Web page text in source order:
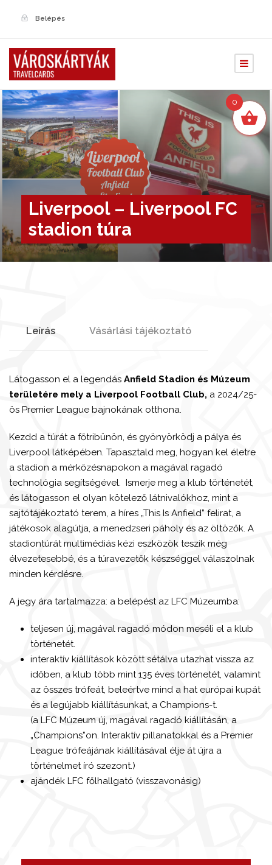
Belépés
Liverpool – Liverpool FC
stadion túra
Leírás Vásárlási tájékoztató
Látogasson el a legendás Anfield Stadion és Múzeum
területére mely a Liverpool Football Club, a 2024/25-
ös Premier League bajnokának otthona.
Kezdd a túrát a főtribünön, és gyönyörködj a pálya és
Liverpool látképében. Tapasztald meg, hogyan kel életre
a stadion a mérkőzésnapokon a magával ragadó
technológia segítségével. Ismerje meg a klub történetét,
és látogasson el olyan kötelező látnivalókhoz, mint a
sajtótájékoztató terem, a híres „This Is Anfield” felirat, a
játékosok alagútja, a menedzseri páholy és az öltözők. A
stadiontúrát multimédiás kézi eszközök teszik még
élvezetesebbé, és a túravezetők készséggel válaszolnak
minden kérdésre.
A jegy ára tartalmazza: a belépést az LFC Múzeumba:
teljesen új, magával ragadó módon meséli el a klub
történetét.
interaktív kiállítások között sétálva utazhat vissza az
időben, a klub több mint 135 éves történetét, valamint
az összes trófeát, beleértve mind a hat európai kupát
és a legújabb kiállításunkat, a Champions-t.
(a LFC Múzeum új, magával ragadó kiállításán, a
„Champions”on. Interaktív pillanatokkal és a Premier
League trófeájának kiállításával élje át újra a
történelmet író szezont.)
ajándék LFC főlhallgató (visszavonásig)
0